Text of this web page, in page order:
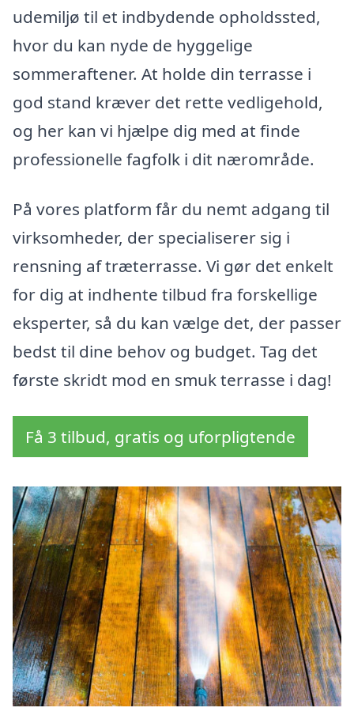
udemiljø til et indbydende opholdssted,
hvor du kan nyde de hyggelige
sommeraftener. At holde din terrasse i
god stand kræver det rette vedligehold,
og her kan vi hjælpe dig med at finde
professionelle fagfolk i dit nærområde.
På vores platform får du nemt adgang til
virksomheder, der specialiserer sig i
rensning af træterrasse. Vi gør det enkelt
for dig at indhente tilbud fra forskellige
eksperter, så du kan vælge det, der passer
bedst til dine behov og budget. Tag det
første skridt mod en smuk terrasse i dag!
Få 3 tilbud, gratis og uforpligtende